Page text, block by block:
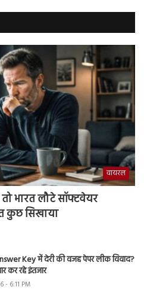
वायरल
भारत लौटे सॉफ्टवेयर
कुछ सिखाया
Key में देरी की वजह पेपर लीक विवाद?
कर रहे इंतजार
- 6:11 PM